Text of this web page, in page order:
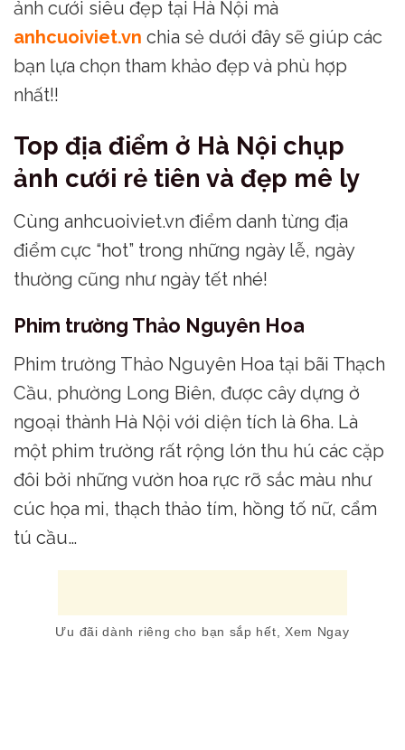
ảnh cưới siêu đẹp tại Hà Nội mà
anhcuoiviet.vn chia sẻ dưới đây sẽ giúp các
bạn lựa chọn tham khảo đẹp và phù hợp
nhất!!
Top địa điểm ở Hà Nội chụp
ảnh cưới rẻ tiên và đẹp mê ly
Cùng anhcuoiviet.vn điểm danh từng địa
điểm cực “hot” trong những ngày lễ, ngày
thường cũng như ngày tết nhé!
Phim trường Thảo Nguyên Hoa
Phim trường Thảo Nguyên Hoa tại bãi Thạch
Cầu, phường Long Biên, được cây dựng ở
ngoại thành Hà Nội với diện tích là 6ha. Là
một phim trường rất rộng lớn thu hú các cặp
đôi bởi những vườn hoa rực rỡ sắc màu như
cúc họa mi, thạch thảo tím, hồng tố nữ, cẩm
tú cầu…
Ưu đãi dành riêng cho bạn sắp hết, Xem Ngay